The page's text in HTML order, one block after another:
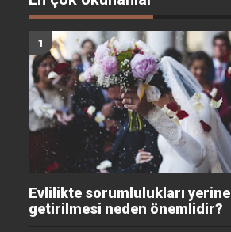
Evlilikte sorumlulukları yerine
getirilmesi neden önemlidir?